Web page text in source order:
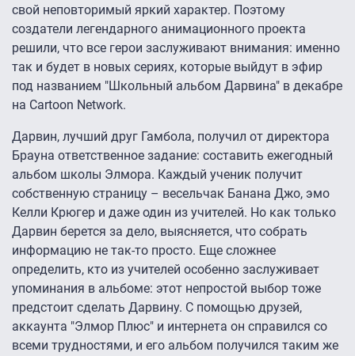
свой неповторимый яркий характер. Поэтому
создатели легендарного анимационного проекта
решили, что все герои заслуживают внимания: именно
так и будет в новых сериях, которые выйдут в эфир
под названием "Школьный альбом Дарвина" в декабре
на Cartoon Network.
Дарвин, лучший друг Гамбола, получил от директора
Брауна ответственное задание: составить ежегодный
альбом школы Элмора. Каждый ученик получит
собственную страницу – весельчак Банана Джо, эмо
Келли Крюгер и даже один из учителей. Но как только
Дарвин берется за дело, выясняется, что собрать
информацию не так-то просто. Еще сложнее
определить, кто из учителей особенно заслуживает
упоминания в альбоме: этот непростой выбор тоже
предстоит сделать Дарвину. С помощью друзей,
аккаунта "Элмор Плюс" и интернета он справился со
всеми трудностями, и его альбом получился таким же